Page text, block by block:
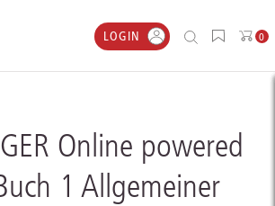
LOGIN 0
Online powered
1 Allgemeiner